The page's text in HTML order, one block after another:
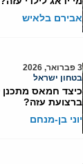
אבירם בלאיש
3 פברואר, 2026
בטחון ישראל
כיצד חמאס
ברצועת עזה?
יוני בן-מנחם